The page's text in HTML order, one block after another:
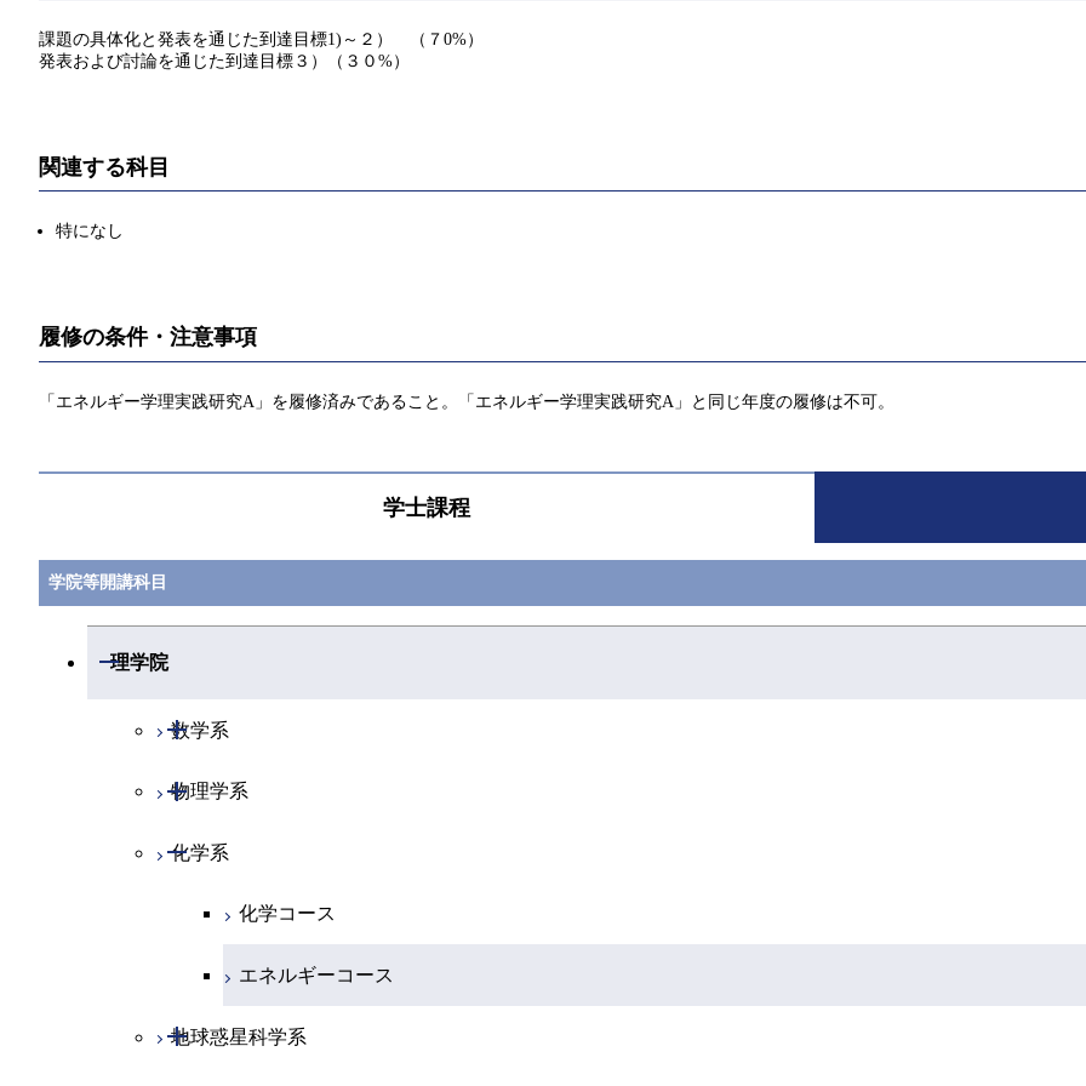
課題の具体化と発表を通じた到達目標1)～２） （７0%）
発表および討論を通じた到達目標３）（３０%）
関連する科目
特になし
履修の条件・注意事項
「エネルギー学理実践研究A」を履修済みであること。「エネルギー学理実践研究A」と同じ年度の履修は不可。
学士課程
学院等開講科目
理学院
開閉
数学系
開閉
数学コース
物理学系
開閉
化学系
開閉
化学コース
エネルギーコース
地球惑星科学系
開閉